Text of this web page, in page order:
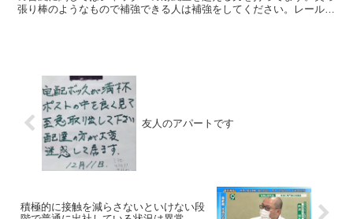
張り棒のようなもので補強できる人は補強をしてください。レールな
友人のアパートです
積極的に接触を減らさないといけない段